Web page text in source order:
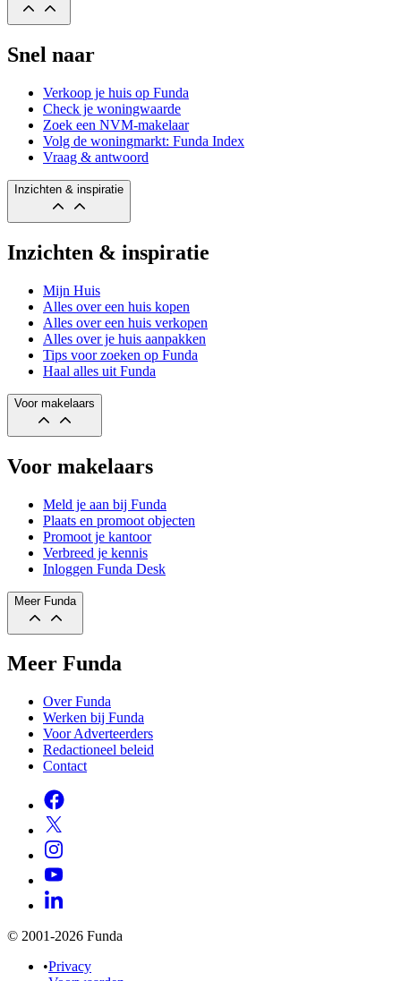
Snel naar
Verkoop je huis op Funda
Check je woningwaarde
Zoek een NVM-makelaar
Volg de woningmarkt: Funda Index
Vraag & antwoord
Inzichten & inspiratie
Inzichten & inspiratie
Mijn Huis
Alles over een huis kopen
Alles over een huis verkopen
Alles over je huis aanpakken
Tips voor zoeken op Funda
Haal alles uit Funda
Voor makelaars
Voor makelaars
Meld je aan bij Funda
Plaats en promoot objecten
Promoot je kantoor
Verbreed je kennis
Inloggen Funda Desk
Meer Funda
Meer Funda
Over Funda
Werken bij Funda
Voor Adverteerders
Redactioneel beleid
Contact
© 2001-2026 Funda
•Privacy